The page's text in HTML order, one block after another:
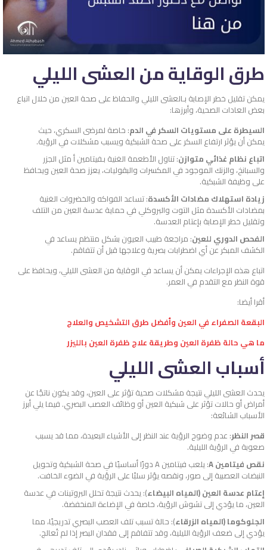
طرق الوقاية من العشى الليلي
يمكن تقليل خطر الإصابة بـالعشى الليلي والحفاظ على صحة العين من خلال اتباع
بعض العادات الصحية، وأبرزها:
السيطرة على مستويات السكر في الدم: خاصة لمرضى السكري، حيث
يمكن أن يؤثر ارتفاع السكر على صحة الشبكية ويسبب مشكلات في الرؤية.
اتباع نظام غذائي متوازن: تناول الأطعمة الغنية بـفيتامين أ مثل الجزر
والسبانخ، والزنك الموجود في المكسرات والبقوليات، يعزز صحة العين ويحافظ
على وظيفة الشبكية.
زيادة استهلاك مضادات الأكسدة: تساعد الفواكه والخضروات الغنية
بمضادات الأكسدة مثل التوت والبروكلي في حماية عدسة العين من التلف
وتقليل خطر الإصابة بإعتام العدسة.
الفحص الدوري للعين: مراجعة طبيب العيون بشكل منتظم يساعد في
الكشف المبكر عن أي اضطرابات بصرية وعلاجها قبل أن تتفاقم.
اتباع هذه الإجراءات يمكن أن يساعد في الوقاية من العشى الليلي، ويحافظ على
قوة النظر مع التقدم في العمر.
أقرا أيضا:
البقعة الصفراء في العين وأفضل طرق التشخيص والعلاج
ما هي حالة ظفرة العين وطريقة علاج ظفرة العين بالليزر
أسباب العشى الليلي
يحدث العشى الليلي نتيجة مشكلات صحية تؤثر على العين، وقد يكون ناتجًا عن
أمراض أو حالات تؤثر على شبكية العين أو وظائف العصب البصري. فيما يلي أبرز
الأسباب الشائعة:
قصر النظر: عدم وضوح الرؤية عند النظر إلى الأشياء البعيدة، مما قد يسبب
صعوبة في الرؤية الليلية.
نقص فيتامين A
: يلعب فيتامين A دورًا أساسيًا في صحة الشبكية وتحويل
النبضات العصبية إلى صور، ونقصه يؤثر سلبًا على الرؤية في الضوء الخافت.
إعتام عدسة العين (المياه البيضاء): يحدث نتيجة تحلل البروتينات في عدسة
العين، ما يؤدي إلى تشوش الرؤية، خاصة في الإضاءة المنخفضة.
الجلوكوما (المياه الزرقاء): حالة تسبب تلف العصب البصري تدريجيًا، مما
يؤدي إلى ضعف الرؤية الليلية، وقد تتفاقم إلى فقدان البصر إذا لم تُعالج.